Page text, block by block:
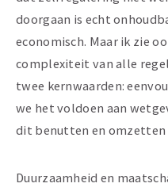
doorgaan is echt
economisch. Maar ik zie
complexiteit van alle
twee kernwaarden:
we het voldoen aan
dit benutten en omzetten
Duurzaamheid en